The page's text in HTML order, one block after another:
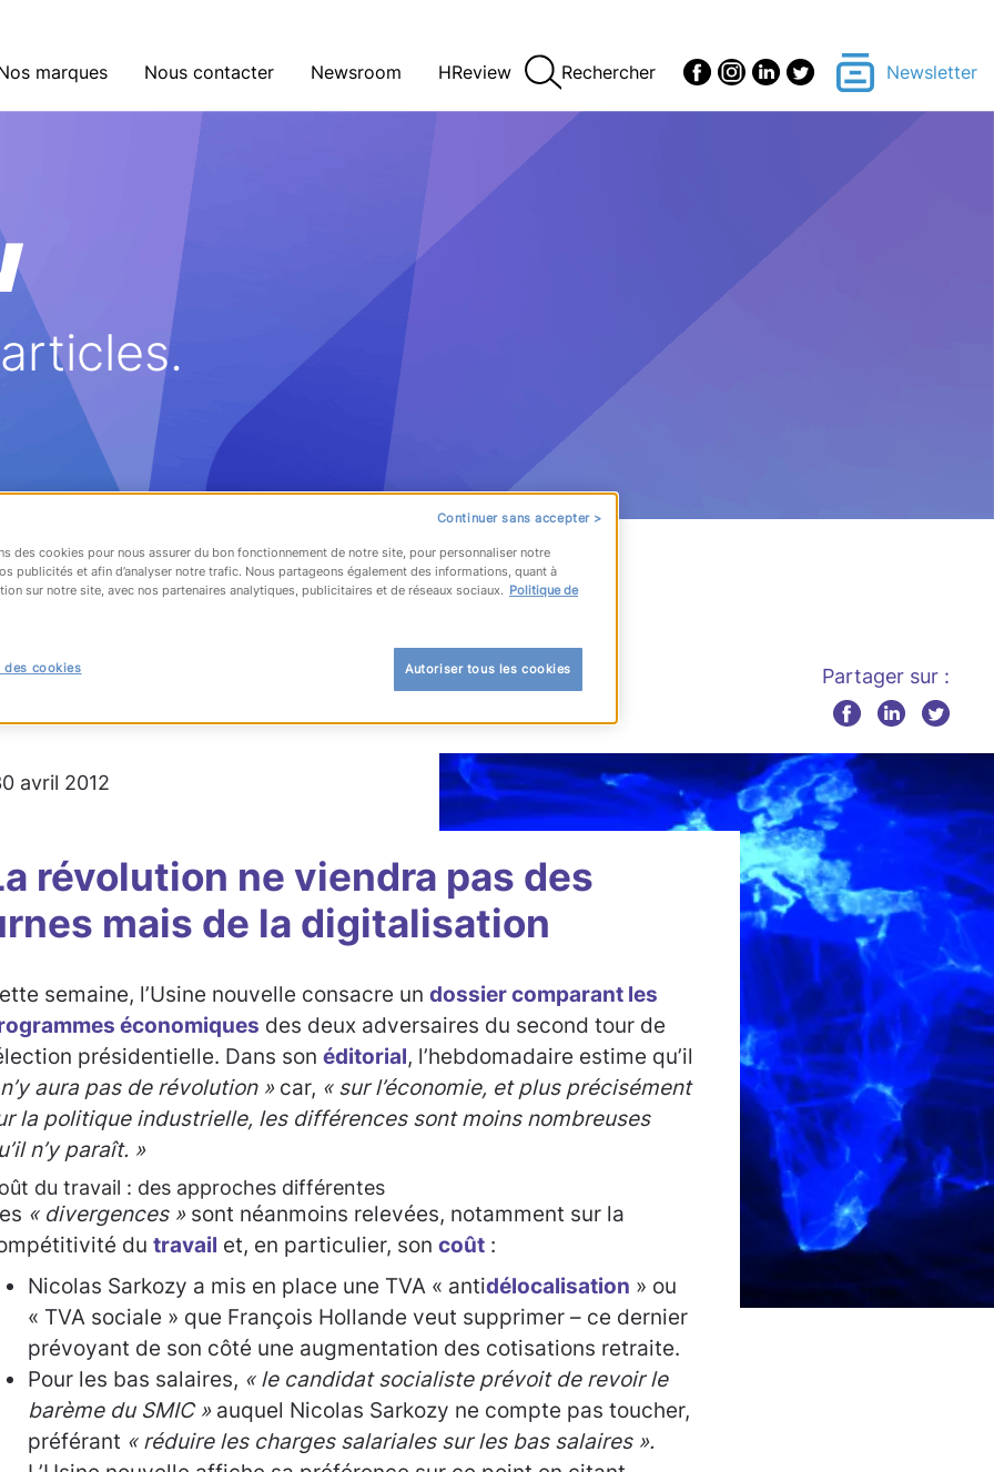
marques Nous contacter Newsroom HReview Rechercher Newsletter
Partager sur :
avril 2012
révolution ne viendra pas des
mais de la digitalisation
semaine, l’Usine nouvelle consacre un dossier comparant les
économiques des deux adversaires du second tour de
présidentielle. Dans son éditorial, l’hebdomadaire estime qu’il
aura pas de révolution » car, « sur l’économie, et plus précisément
la politique industrielle, les différences sont moins nombreuses
n’y paraît. »
du travail : des approches différentes
« divergences »sont néanmoins relevées, notamment sur la
du travail et, en particulier, son coût :
Nicolas Sarkozy a mis en place une TVA « antidélocalisation » ou
« TVA sociale » que François Hollande veut supprimer – ce dernier
prévoyant de son côté une augmentation des cotisations retraite.
Pour les bas salaires, « le candidat socialiste prévoit de revoir le
barème du SMIC »auquel Nicolas Sarkozy ne compte pas toucher,
préférant « réduire les charges salariales sur les bas salaires ».
Continuer sans accepter >
des cookies pour nous assurer du bon fonctionnement de notre site, pour personnaliser notre
publicités et afin d’analyser notre trafic. Nous partageons également des informations, quant à
sur notre site, avec nos partenaires analytiques, publicitaires et de réseaux sociaux. Politique de
Autoriser tous les cookies
des cookies